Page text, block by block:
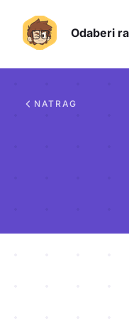
Odaberi
NATRAG